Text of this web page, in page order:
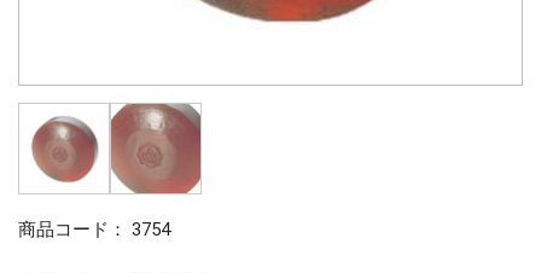
商品コード： 3754